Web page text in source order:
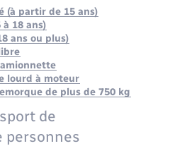
(à partir de 15 ans)
18 ans)
ans ou plus)
lourd à moteur
de plus de 750 kg
de
personnes